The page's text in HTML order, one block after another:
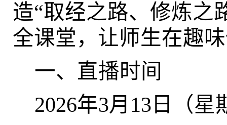
造“取经之路、修炼之
全课堂，让师生在趣
一、直播时间
2026年3月 13 日（星